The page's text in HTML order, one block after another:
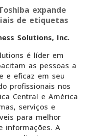
expande
de etiquetas
Solutions, Inc.
é líder em
as pessoas a
e eficaz em seu
profissionais nos
Central e América
serviços e
para melhor
informações. A